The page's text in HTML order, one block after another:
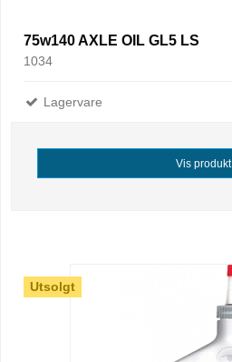
75w140 AXLE OIL GL5 LS
1034
Lagervare
Vis produkt
Utsolgt